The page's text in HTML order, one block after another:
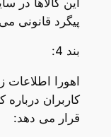
پیگرد قانونی
بند 4:
اهورا اطلاعات
کاربران درباره
قرار می دهد: